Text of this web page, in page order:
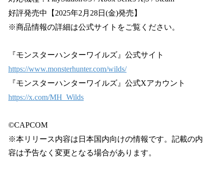
好評発売中【2025年2月28日(金)発売】
※商品情報の詳細は公式サイトをご覧ください。
『モンスターハンターワイルズ』公式サイト
https://www.monsterhunter.com/wilds/
『モンスターハンターワイルズ』公式Xアカウント
https://x.com/MH_Wilds
©CAPCOM
※本リリース内容は日本国内向けの情報です。記載の内
容は予告なく変更となる場合があります。